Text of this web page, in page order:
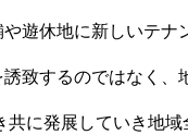
遊休地に新しいテナ
致するのではなく、
共に発展していき地域